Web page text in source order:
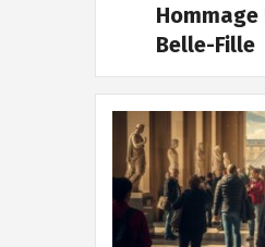
Belle-Fille